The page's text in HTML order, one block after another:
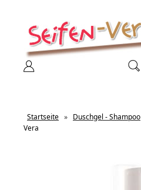
Startseite » Duschgel - Shampoo
Vera